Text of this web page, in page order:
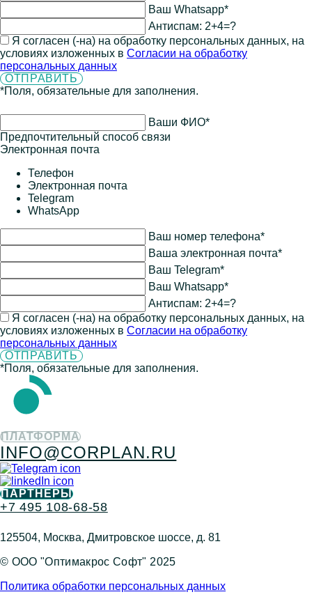
Ваш Whatsapp*
Антиспам: 2+4=?
Я согласен (-на) на обработку персональных данных, на
условиях изложенных в Согласии на обработку
персональных данных
*Поля, обязательные для заполнения.
Ваши ФИО*
Предпочтительный способ связи
Электронная почта
Телефон
Электронная почта
Telegram
WhatsApp
Ваш номер телефона*
Ваша электронная почта*
Ваш Telegram*
Ваш Whatsapp*
Антиспам: 2+4=?
Я согласен (-на) на обработку персональных данных, на
условиях изложенных в Согласии на обработку
персональных данных
*Поля, обязательные для заполнения.
ПЛАТФОРМА
INFO@CORPLAN.RU
ПАРТНЕРЫ
+7 495 108-68-58
125504, Москва, Дмитровское шоссе, д. 81
© ООО "Оптимакрос Софт" 2025
Политика обработки персональных данных